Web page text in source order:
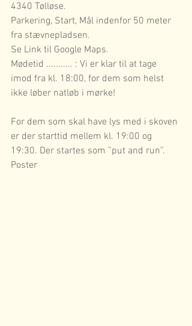
4340 Tølløse.
Parkering, Start, Mål indenfor 50 meter
fra stævnepladsen.
Se Link til Google Maps.
Mødetid ........... : Vi er klar til at tage
imod fra kl. 18:00, for dem som helst
ikke løber natløb i mørke!
For dem som skal have lys med i skoven
er der starttid mellem kl. 19:00 og
19:30. Der startes som ”put and run”.
Poster